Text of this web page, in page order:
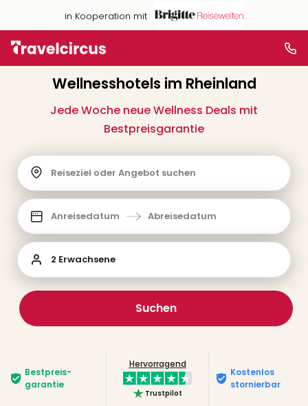
in Kooperation mit
Wellnesshotels im Rheinland
Jede Woche neue Wellness Deals mit
Bestpreisgarantie
Reiseziel oder Angebot suchen
Anreisedatum Abreisedatum
2 Erwachsene
Suchen
Bestpreis­
garantie
Hervorragend
Trustpilot
Kostenlos
stornierbar